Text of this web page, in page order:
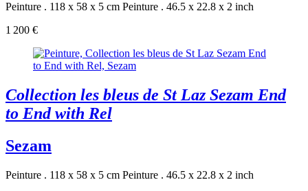
Peinture . 118 x 58 x 5 cm Peinture . 46.5 x 22.8 x 2 inch
1 200 €
Collection les bleus de St Laz Sezam End
to End with Rel
Sezam
Peinture . 118 x 58 x 5 cm Peinture . 46.5 x 22.8 x 2 inch